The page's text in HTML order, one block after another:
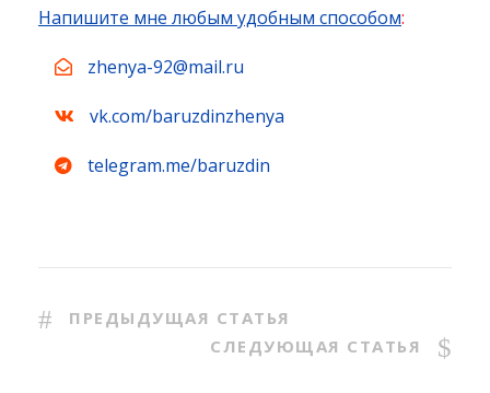
Напишите мне любым удобным способом:
zhenya-92@mail.ru
vk.com/baruzdinzhenya
telegram.me/baruzdin
ПРЕДЫДУЩАЯ СТАТЬЯ
СЛЕДУЮЩАЯ СТАТЬЯ